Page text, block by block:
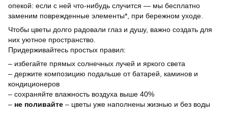
опекой: если с ней что-нибудь случится — мы бесплатно
заменим поврежденные элементы*, при бережном уходе.
Чтобы цветы долго радовали глаз и душу, важно создать для
них уютное пространство.
Придерживайтесь простых правил:
– избегайте прямых солнечных лучей и яркого света
– держите композицию подальше от батарей, каминов и
кондиционеров
– сохраняйте влажность воздуха выше 40%
– не поливайте – цветы уже наполнены жизнью и без воды